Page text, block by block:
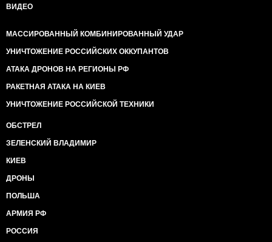
ВИДЕО
МАССИРОВАННЫЙ КОМБИНИРОВАННЫЙ УДАР
УНИЧТОЖЕНИЕ РОССИЙСКИХ ОККУПАНТОВ
АТАКА ДРОНОВ НА РЕГИОНЫ РФ
РАКЕТНАЯ АТАКА НА КИЕВ
УНИЧТОЖЕНИЕ РОССИЙСКОЙ ТЕХНИКИ
ОБСТРЕЛ
ЗЕЛЕНСКИЙ ВЛАДИМИР
КИЕВ
ДРОНЫ
ПОЛЬША
АРМИЯ РФ
РОССИЯ